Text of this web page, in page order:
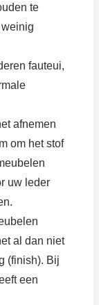
te
fauteui,
afnemen
om het stof
uw leder
al dan niet
(finish). Bij
een